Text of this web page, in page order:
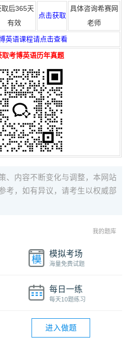
取后365天
有效
点击获取
具体咨询希赛网
老师
英语课程请点击查看
取考博英语历年真题
、内容不断变化与调整，本网站
考，如有异议，请考生以权威部
我的题库
模拟考场
海量免费试题
每日一练
每天10题练习
进入做题